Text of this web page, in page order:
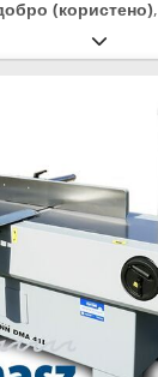
(користено),